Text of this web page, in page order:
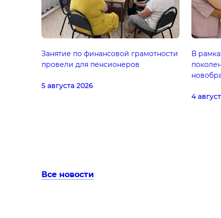
Занятие по финансовой грамотности
провели для пенсионеров
5 августа 2026
В
4
Все новости